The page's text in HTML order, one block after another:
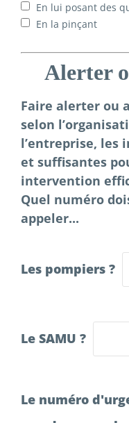
En lui posant des
En la pinçant
Alerter
Faire alerter ou
selon
l’entreprise, les
et suffisantes
intervention
Quel numéro
appeler...
Les pompiers ?
Le SAMU ?
Le numéro